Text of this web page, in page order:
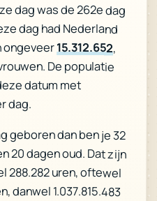
dag was de 262e dag
dag had Nederland
ongeveer15.312.652,
De populatie
datum met
dag.
geboren dan ben je 32
20 dagen oud. Dat zijn
288.282 uren, oftewel
danwel 1.037.815.483